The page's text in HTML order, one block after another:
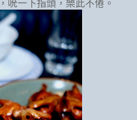
吮一下指頭，樂此不倦。